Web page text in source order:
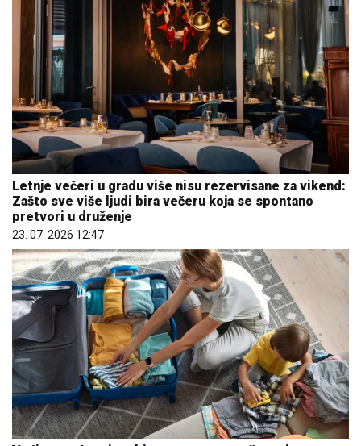
Letnje večeri u gradu više nisu rezervisane za vikend:
Zašto sve više ljudi bira večeru koja se spontano
pretvori u druženje
23. 07. 2026 12:47